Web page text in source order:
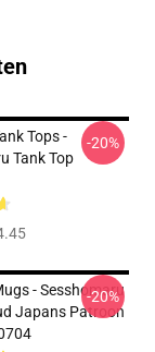
Tops -
Tank Top
-20%
- Sesshomaru
Japans Patroon
-20%